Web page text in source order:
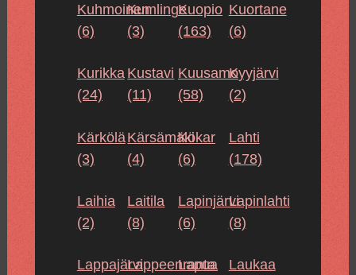
Kuhmoinen
(6)
Kumlinge
(3)
Kuopio
(163)
Kuortane
(6)
Kurikka
(24)
Kustavi
(11)
Kuusamo
(58)
Kyyjärvi
(2)
Kärkölä
(3)
Kärsämäki
(4)
Kökar
(6)
Lahti
(178)
Laihia
(2)
Laitila
(8)
Lapinjärvi
(6)
Lapinlahti
(8)
LappajärviLappeenranta
Lapua
Laukaa